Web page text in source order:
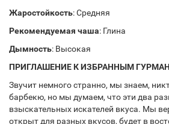
Жаростойкость: Средняя
Рекомендуемая чаша: Глина
Дымность: Высокая
ПРИГЛАШЕНИЕ К ИЗБРАННЫМ
Звучит немного странно, мы знаем,
барбекю, но мы думаем, что эти два
взыскательных искателей вкуса. Мы
открыт для разных вкусов, будет в